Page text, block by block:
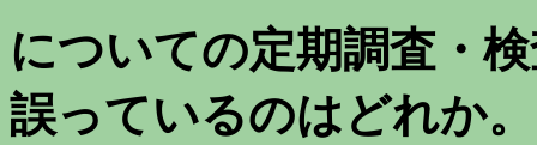
についての定期調査・
誤っているのはどれか。